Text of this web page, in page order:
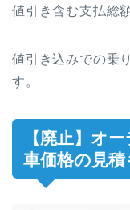
値引き含む支払総
値引き込みでの乗
す。
【廃止】オ
車価格の見